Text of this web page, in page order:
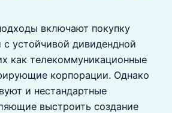
включают покупку
устойчивой дивидендной
как телекоммуникационные
корпорации. Однако
и нестандартные
выстроить создание